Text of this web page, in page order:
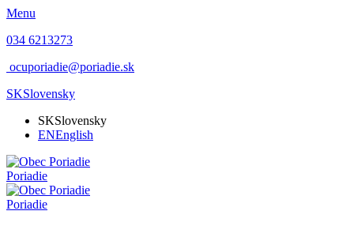
Menu
034 6213273
ocuporiadie@poriadie.sk
SKSlovensky
SKSlovensky
ENEnglish
Poriadie
Poriadie